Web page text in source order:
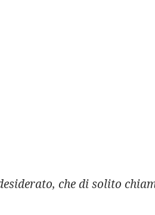
che di solito